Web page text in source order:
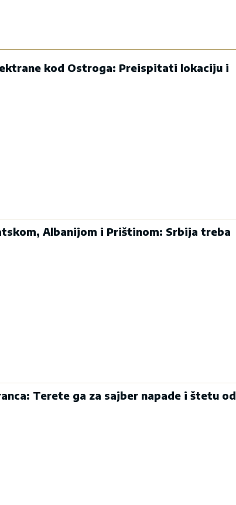
kod Ostroga: Preispitati lokaciju i
Albanijom i Prištinom: Srbija treba
Terete ga za sajber napade i štetu od